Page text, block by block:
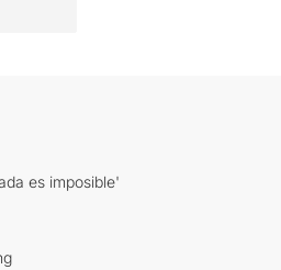
es imposible'